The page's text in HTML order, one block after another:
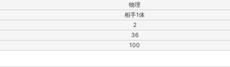
物理
相手1体
2
36
100